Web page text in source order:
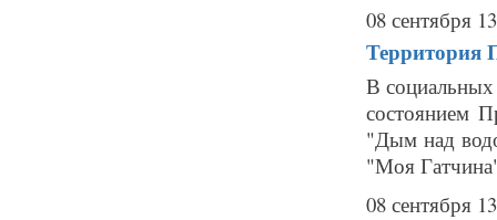
08 сентября
Территория
В социальных
состоянием
"Дым над
"Моя
08 сентября